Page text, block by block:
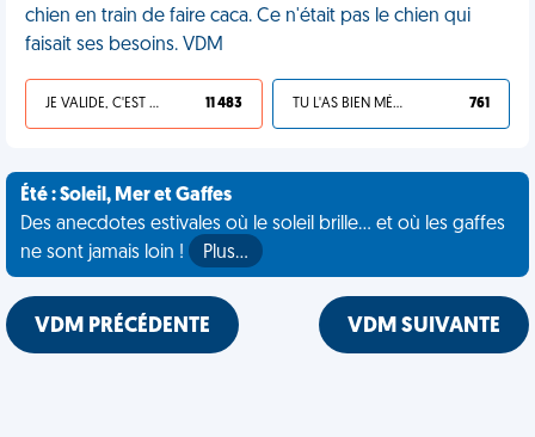
chien en train de faire caca. Ce n'était pas le chien qui
faisait ses besoins. VDM
JE VALIDE, C'EST UNE VDM 11 483 TU L'AS BIEN MÉRITÉ 761
Été : Soleil, Mer et Gaffes
Des anecdotes estivales où le soleil brille... et où les gaffes
ne sont jamais loin !
Plus…
VDM PRÉCÉDENTE VDM SUIVANTE